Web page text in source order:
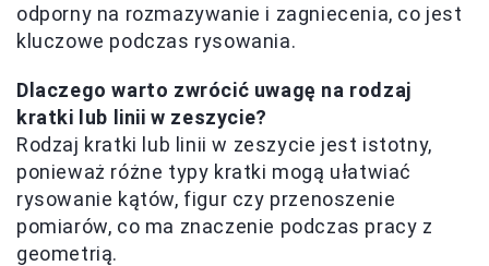
odporny na rozmazywanie i zagniecenia, co jest
kluczowe podczas rysowania.
Dlaczego warto zwrócić uwagę na rodzaj
kratki lub linii w zeszycie?
Rodzaj kratki lub linii w zeszycie jest istotny,
ponieważ różne typy kratki mogą ułatwiać
rysowanie kątów, figur czy przenoszenie
pomiarów, co ma znaczenie podczas pracy z
geometrią.